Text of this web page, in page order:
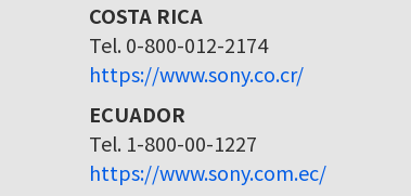
COSTA RICA
Tel. 0-800-012-2174
https://www.sony.co.cr/
ECUADOR
Tel. 1-800-00-1227
https://www.sony.com.ec/